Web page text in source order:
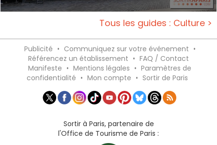
Tous les guides : Culture >
Publicité • Communiquez sur votre événement •
Référencez un établissement • FAQ / Contact
Manifeste • Mentions légales • Paramètres de
confidentialité • Mon compte • Sortir de Paris
Sortir à Paris, partenaire de
l'Office de Tourisme de Paris :